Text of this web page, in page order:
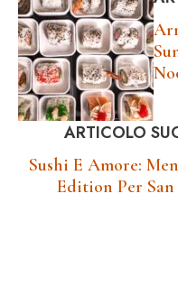
ARTICOLO
Sushi E Amore:
Edition Per